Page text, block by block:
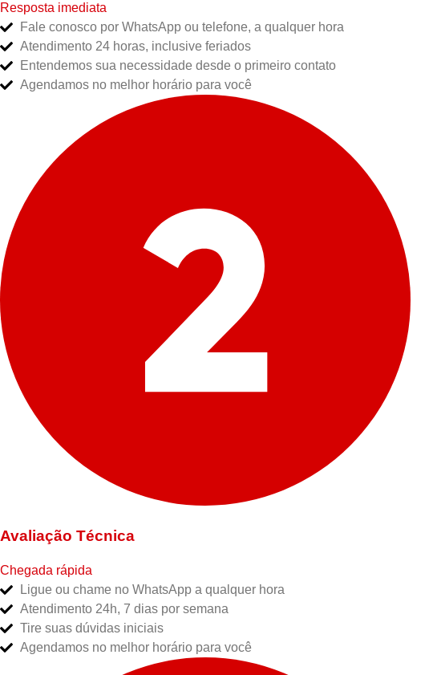
Resposta imediata
Fale conosco por WhatsApp ou telefone, a qualquer hora
Atendimento 24 horas, inclusive feriados
Entendemos sua necessidade desde o primeiro contato
Agendamos no melhor horário para você
Avaliação Técnica
Chegada rápida
Ligue ou chame no WhatsApp a qualquer hora
Atendimento 24h, 7 dias por semana
Tire suas dúvidas iniciais
Agendamos no melhor horário para você